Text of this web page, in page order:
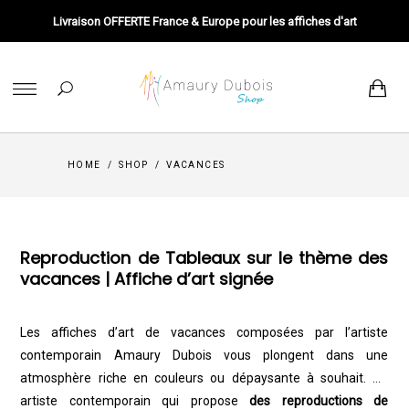
Livraison OFFERTE France & Europe pour les affiches d'art
HOME /SHOP /VACANCES
Reproduction de Tableaux sur le thème des
vacances | Affiche d’art signée
Les affiches d’art devacances composées par l’artiste
contemporain Amaury Dubois vous plongent dans une
atmosphère riche en couleurs ou dépaysante à souhait. Un
artiste contemporain qui proposedes reproductions de